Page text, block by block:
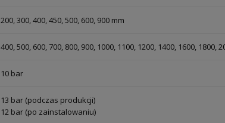
200, 300, 400, 450, 500, 600, 900 mm
400, 500, 600, 700, 800, 900, 1000, 1100, 1200, 1400, 1600, 1800,
10 bar
13 bar (podczas produkcji)
12 bar (po zainstalowaniu)